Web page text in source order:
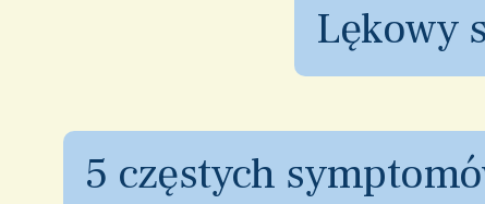
Lękowy
5 częstych